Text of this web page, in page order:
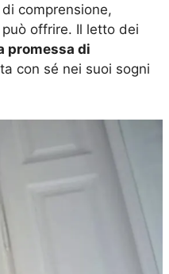
comprensione,
offrire. Il letto dei
promessa di
con sé nei suoi sogni